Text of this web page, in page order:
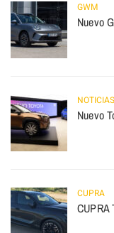
GWM
Nuevo
NOTICIAS
Nuevo
CUPRA
CUPRA